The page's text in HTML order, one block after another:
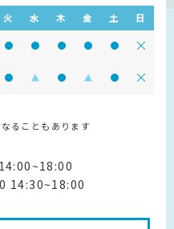
火 水 木 金 土 日
診療時間 9:00~12:30
診療時間 9:00~12:30
診療時間 9:00~12:30
診療時間 9:00~12:30
診療時間診療時
診療時間 14:00~18:00
診療時間 14:00~18:00
診療時間 14:00~18:00
診療時間診療時間診療時
ることもあります
14:30~18:00